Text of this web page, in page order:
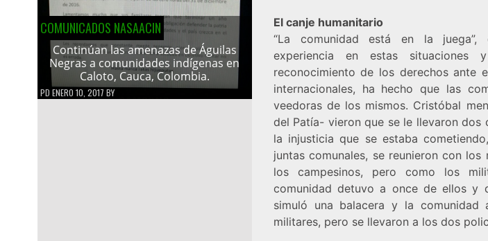
COMUNICADOS NASAACIN
Continúan las amenazas de Águilas
Negras a comunidades indígenas en
Caloto, Cauca, Colombia.
PD ENERO 10, 2017 BY
El canje humanitario
“La comunidad está en la juega”,
experiencia en estas
reconocimiento de los derechos ante
internacionales, ha hecho que las
veedoras de los mismos. Cristóbal
del Patía- vieron que se le llevaron dos
la injusticia que se estaba
juntas comunales, se reunieron con
los campesinos, pero como los
comunidad detuvo a once de ellos y
simuló una balacera y la
militares, pero se llevaron a los dos